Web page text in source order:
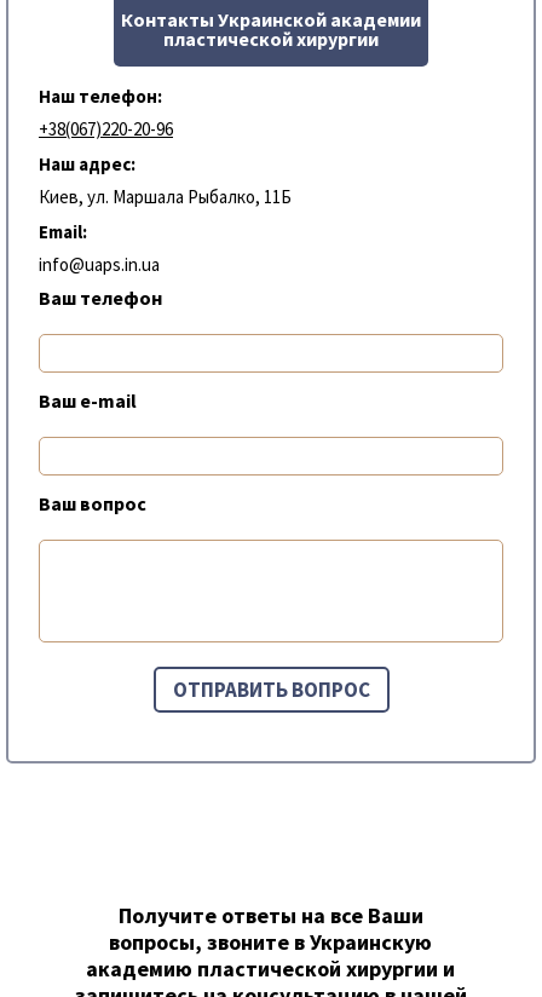
Контакты Украинской академии
пластической хирургии
Наш телефон:
+38(067)220-20-96
Наш адрес:
Киев, ул. Маршала Рыбалко, 11Б
Email:
info@uaps.in.ua
Ваш телефон
Ваш e-mail
Ваш вопрос
Получите ответы на все Ваши
вопросы, звоните в Украинскую
академию пластической хирургии и